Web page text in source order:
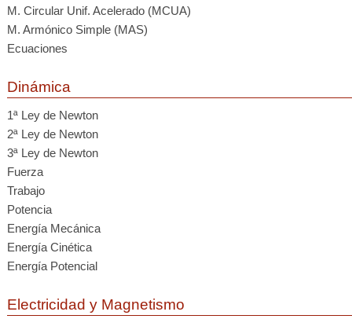
M. Circular Unif. Acelerado (MCUA)
M. Armónico Simple (MAS)
Ecuaciones
Dinámica
1ª Ley de Newton
2ª Ley de Newton
3ª Ley de Newton
Fuerza
Trabajo
Potencia
Energía Mecánica
Energía Cinética
Energía Potencial
Electricidad y Magnetismo